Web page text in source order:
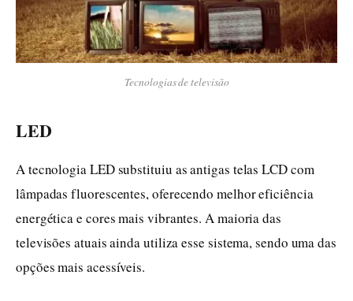
Tecnologias de televisão
LED
A tecnologia LED substituiu as antigas telas LCD com
lâmpadas fluorescentes, oferecendo melhor eficiência
energética e cores mais vibrantes. A maioria das
televisões atuais ainda utiliza esse sistema, sendo uma das
opções mais acessíveis.